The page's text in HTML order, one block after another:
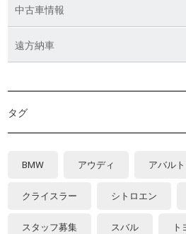
中古車情報
遠方納車
タグ
BMW アウディ アバルト
クライスラー シトロエン
スタッフ募集 スバル ト